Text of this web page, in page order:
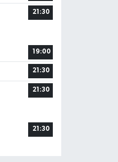
21:30
19:00
21:30
21:30
21:30